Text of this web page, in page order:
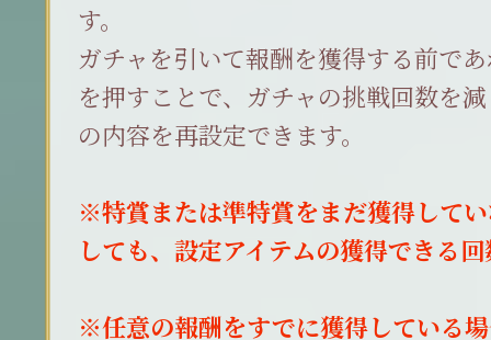
す。
ガチャを引いて報酬を獲得する前で
を押すことで、ガチャの挑戦回数を
の内容を再設定できます。
※特賞または準特賞をまだ獲得して
しても、設定アイテムの獲得できる
※任意の報酬をすでに獲得している